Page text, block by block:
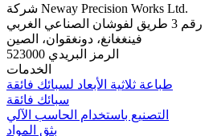
شركة Neway Precision Works Ltd.
رقم 3 طريق لفوشان الصناعي الغربي
فينغغانغ، دونغقوان، الصين
الرمز البريدي 523000
الخدمات
طباعة ثلاثية الأبعاد لسبائك فائقة
سبائك فائقة
التصنيع باستخدام الحاسب الآلي
بثق المواد